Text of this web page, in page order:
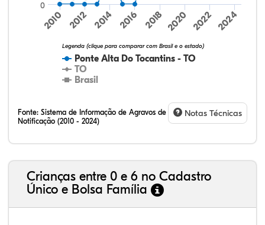
Ponte Alta Do Tocantins - TO
TO
Brasil
Legenda (clique para comparar com Brasil e o estado)
2010 2012 2014 2016 2018 2020 2022 2024
0
Fonte: Sistema de Informação de Agravos de
Notificação (2010 - 2024)
Notas Técnicas
Crianças entre 0 e 6 no Cadastro
Único e Bolsa Família
13,05%
10,95%
1,68%
72,42%
1,68%
0,21%
32,57%
9,24%
0,46%
54,88%
1,27%
1,56%